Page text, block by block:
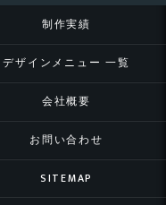
制作実績
デザインメニュー 一覧
会社概要
お問い合わせ
SITEMAP